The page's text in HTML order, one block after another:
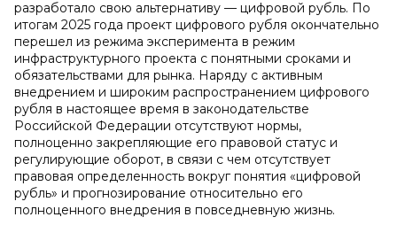
разработало свою альтернативу — цифровой рубль. По
итогам 2025 года проект цифрового рубля окончательно
перешел из режима эксперимента в режим
инфраструктурного проекта с понятными сроками и
обязательствами для рынка. Наряду с активным
внедрением и широким распространением цифрового
рубля в настоящее время в законодательстве
Российской Федерации отсутствуют нормы,
полноценно закрепляющие его правовой статус и
регулирующие оборот, в связи с чем отсутствует
правовая определенность вокруг понятия «цифровой
рубль» и прогнозирование относительно его
полноценного внедрения в повседневную жизнь.